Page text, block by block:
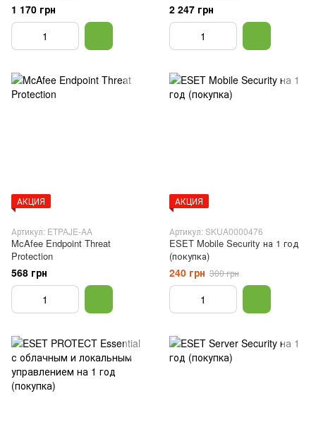
1 170 грн 2 247 грн
АКЦИЯ
Артикул: ETPAJE-AA
McAfee Endpoint Threat
Protection
568 грн
АКЦИЯ
Артикул: SKUA0000476
ESET Mobile Security на 1 год
(покупка)
240 грн 300 грн